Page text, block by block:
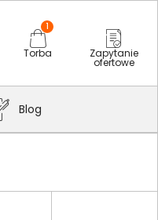
1
Torba Zapytanie
ofertowe
Blog